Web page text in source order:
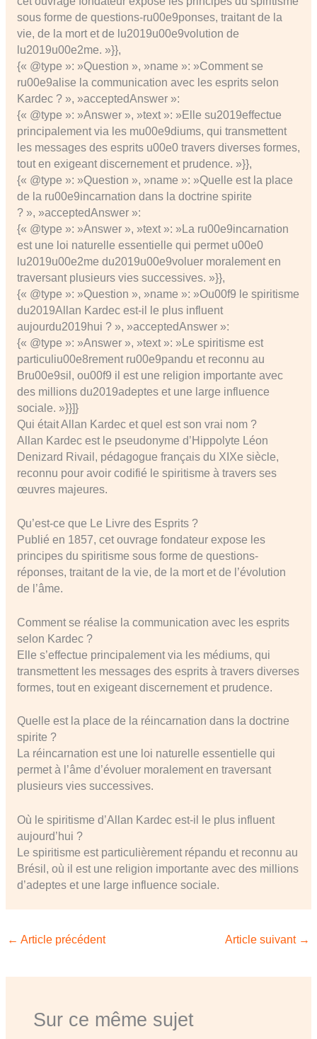
sous forme de questions-ru00e9ponses, traitant de la
vie, de la mort et de lu2019u00e9volution de
lu2019u00e2me. »}},
{« @type »: »Question », »name »: »Comment se
ru00e9alise la communication avec les esprits selon
Kardec ? », »acceptedAnswer »:
{« @type »: »Answer », »text »: »Elle su2019effectue
principalement via les mu00e9diums, qui transmettent
les messages des esprits u00e0 travers diverses formes,
tout en exigeant discernement et prudence. »}},
{« @type »: »Question », »name »: »Quelle est la place
de la ru00e9incarnation dans la doctrine spirite
? », »acceptedAnswer »:
{« @type »: »Answer », »text »: »La ru00e9incarnation
est une loi naturelle essentielle qui permet u00e0
lu2019u00e2me du2019u00e9voluer moralement en
traversant plusieurs vies successives. »}},
{« @type »: »Question », »name »: »Ou00f9 le spiritisme
du2019Allan Kardec est-il le plus influent
aujourdu2019hui ? », »acceptedAnswer »:
{« @type »: »Answer », »text »: »Le spiritisme est
particuliu00e8rement ru00e9pandu et reconnu au
Bru00e9sil, ou00f9 il est une religion importante avec
des millions du2019adeptes et une large influence
sociale. »}}]}
Qui était Allan Kardec et quel est son vrai nom ?
Allan Kardec est le pseudonyme d’Hippolyte Léon
Denizard Rivail, pédagogue français du XIXe siècle,
reconnu pour avoir codifié le spiritisme à travers ses
œuvres majeures.
Qu’est-ce que Le Livre des Esprits ?
Publié en 1857, cet ouvrage fondateur expose les
principes du spiritisme sous forme de questions-
réponses, traitant de la vie, de la mort et de l’évolution
de l’âme.
Comment se réalise la communication avec les esprits
selon Kardec ?
Elle s’effectue principalement via les médiums, qui
transmettent les messages des esprits à travers diverses
formes, tout en exigeant discernement et prudence.
Quelle est la place de la réincarnation dans la doctrine
spirite ?
La réincarnation est une loi naturelle essentielle qui
permet à l’âme d’évoluer moralement en traversant
plusieurs vies successives.
Où le spiritisme d’Allan Kardec est-il le plus influent
aujourd’hui ?
Le spiritisme est particulièrement répandu et reconnu au
Brésil, où il est une religion importante avec des millions
d’adeptes et une large influence sociale.
← Article précédent Article suivant →
Sur ce même sujet